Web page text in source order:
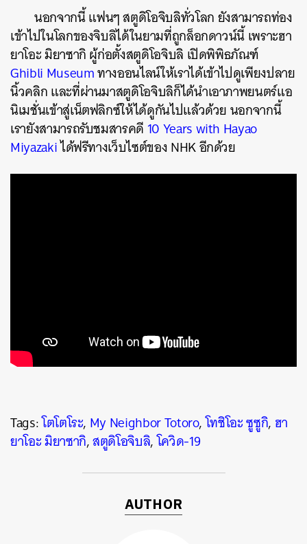
นอกจากนี้ แฟนๆสตูดิโอจิบลิทั่วโลก ยังสามารถท่อง
เข้าไปในโลกของจิบลิได้ในยามที่ถูกล็อกดาวน์นี้ เพราะฮา
ยาโอะ มิยาซากิ ผู้ก่อตั้งสตูดิโอจิบลิ เปิดพิพิธภัณฑ์
Ghibli Museumทางออนไลน์ให้เราได้เข้าไปดูเพียงปลาย
นิ้วคลิก และที่ผ่านมาสตูดิโอจิบลิก็ได้นำเอาภาพยนตร์แอ
นิเมชั่นเข้าสู่เน็ตฟลิกซ์ให้ได้ดูกันไปแล้วด้วย นอกจากนี้
เรายังสามารถรับชมสารคดี10 Years with Hayao
Miyazakiได้ฟรีทางเว็บไซต์ของ NHK อีกด้วย
Tags:โตโตโระ, My Neighbor Totoro,โทชิโอะ ซูซูกิ, ฮา
ยาโอะ มิยาซากิ,สตูดิโอจิบลิ,โควิด-19
AUTHOR